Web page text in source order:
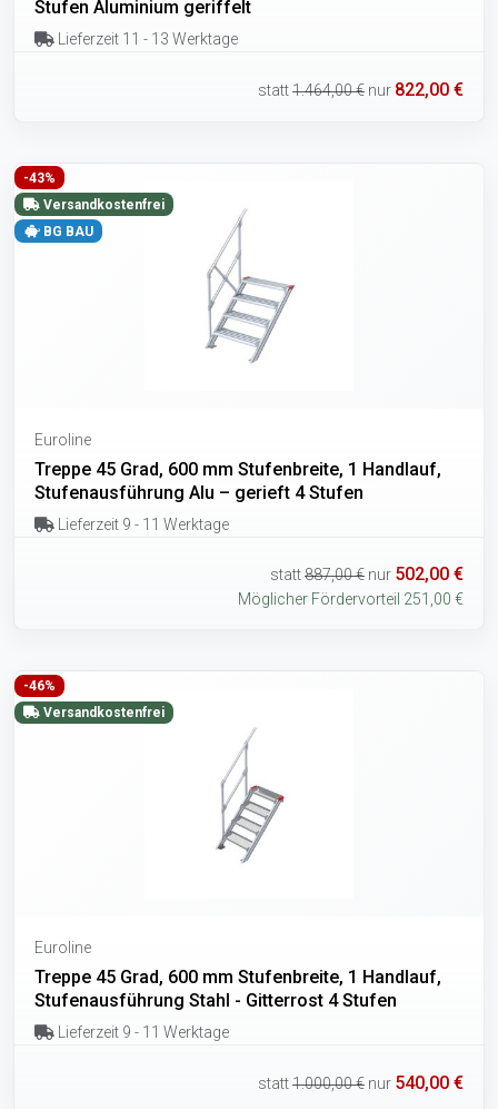
Stufen Aluminium geriffelt
Lieferzeit 11 - 13 Werktage
statt1.464,00 € nur 822,00 €
-43%
Versandkostenfrei
BG BAU
Euroline
Treppe 45 Grad, 600 mm Stufenbreite, 1 Handlauf,
Stufenausführung Alu – gerieft 4 Stufen
Lieferzeit 9 - 11 Werktage
statt887,00 € nur 502,00 €
Möglicher Fördervorteil 251,00 €
-46%
Versandkostenfrei
Euroline
Treppe 45 Grad, 600 mm Stufenbreite, 1 Handlauf,
Stufenausführung Stahl - Gitterrost 4 Stufen
Lieferzeit 9 - 11 Werktage
statt1.000,00 € nur 540,00 €